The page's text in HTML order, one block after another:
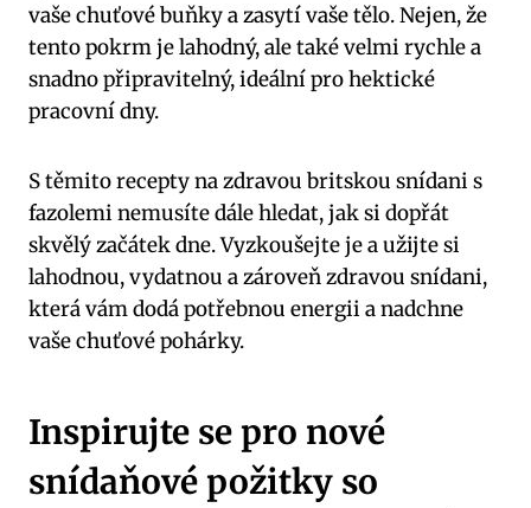
vaše chuťové buňky a zasytí vaše tělo. Nejen, že
tento pokrm je lahodný, ale také velmi rychle a
snadno připravitelný, ideální pro hektické
pracovní dny.
S těmito recepty na zdravou britskou snídani s
fazolemi nemusíte dále hledat, jak si dopřát
skvělý začátek dne. Vyzkoušejte je a užijte si
lahodnou, vydatnou a zároveň zdravou snídani,
která vám dodá potřebnou energii a nadchne
vaše chuťové pohárky.
Inspirujte se pro nové
snídaňové požitky so